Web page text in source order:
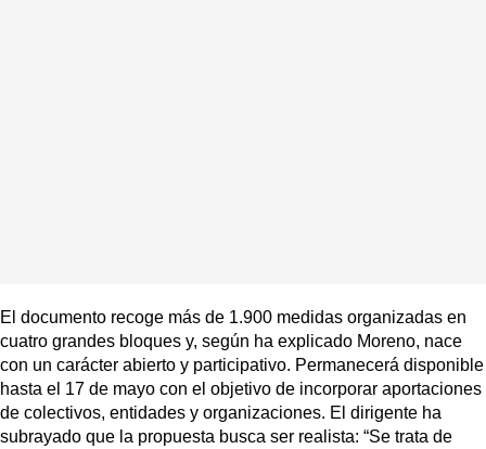
El documento recoge más de 1.900 medidas organizadas en
cuatro grandes bloques y, según ha explicado Moreno, nace
con un carácter abierto y participativo. Permanecerá disponible
hasta el 17 de mayo con el objetivo de incorporar aportaciones
de colectivos, entidades y organizaciones. El dirigente ha
subrayado que la propuesta busca ser realista: “Se trata de